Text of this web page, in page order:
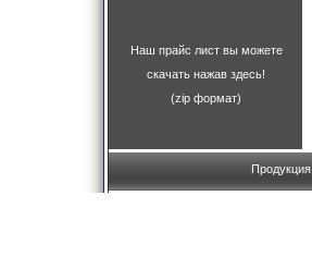
Наш прайс лист вы можете
скачать нажав здесь!
(zip формат)
Продукция